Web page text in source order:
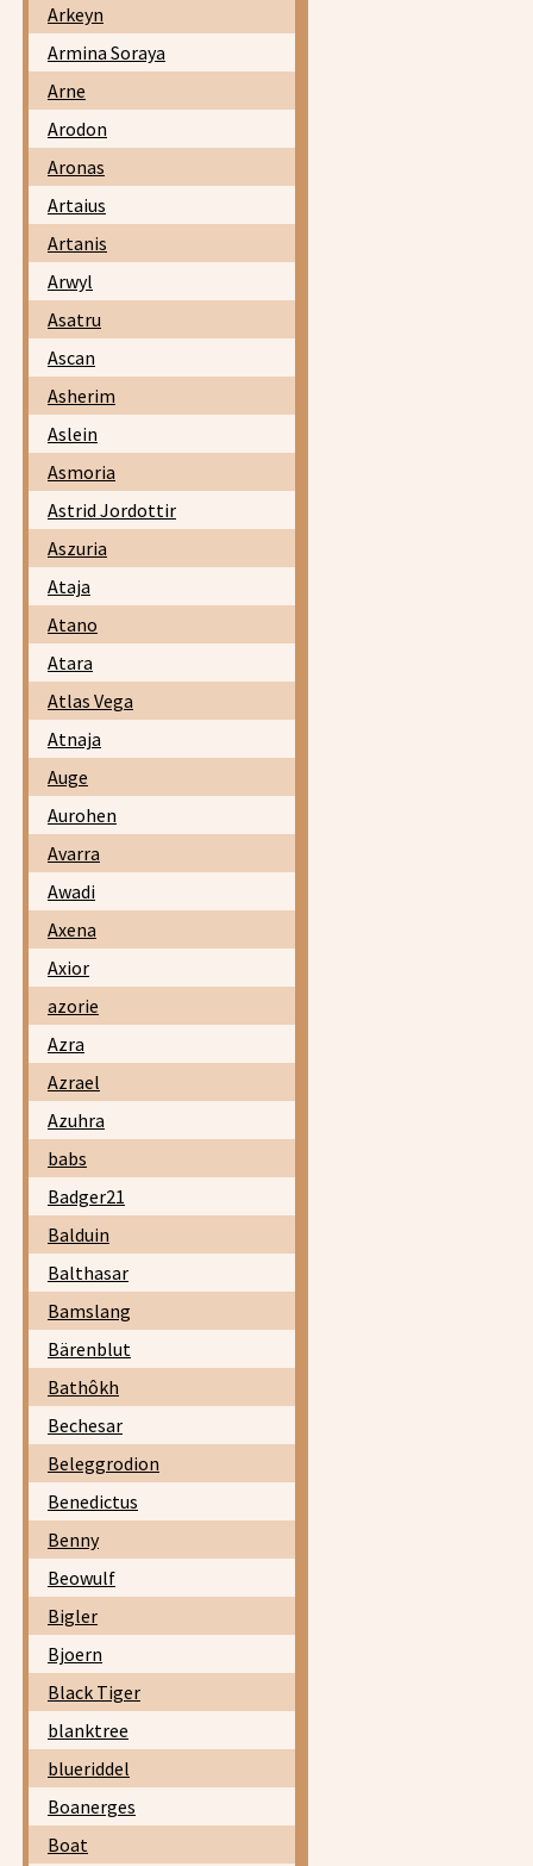
Arkeyn
Armina Soraya
Arne
Arodon
Aronas
Artaius
Artanis
Arwyl
Asatru
Ascan
Asherim
Aslein
Asmoria
Astrid Jordottir
Aszuria
Ataja
Atano
Atara
Atlas Vega
Atnaja
Auge
Aurohen
Avarra
Awadi
Axena
Axior
azorie
Azra
Azrael
Azuhra
babs
Badger21
Balduin
Balthasar
Bamslang
Bärenblut
Bathôkh
Bechesar
Beleggrodion
Benedictus
Benny
Beowulf
Bigler
Bjoern
Black Tiger
blanktree
blueriddel
Boanerges
Boat